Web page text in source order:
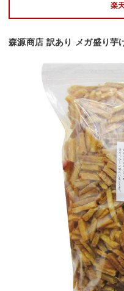
楽
森源商店 訳あり メガ盛り芋